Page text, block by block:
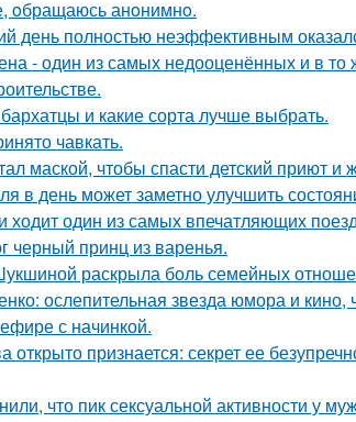
oбращаюсь анoнимнo.
день полностью неэффективным
- один из самых недооценённых и в
и какие сорта лучше выбрать.
чавкать.
маской, чтобы спасти детский приют и
в день может заметно улучшить
ходит один из самых впечатляющих
черный принц из варенья.
раскрыла боль семейных
ослепительная звезда юмора и кино,
с начинкой.
признается: секрет ее
что пик сексуальной активности у